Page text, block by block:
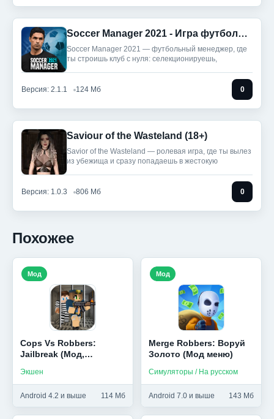
Soccer Manager 2021 - Игра футбольного менеджера (Без рекламы)
Soccer Manager 2021 — футбольный менеджер, где
ты строишь клуб с нуля: селекционируешь,
Версия: 2.1.1 124 Мб 0
Saviour of the Wasteland (18+)
Savior of the Wasteland — ролевая игра, где ты вылез
из убежища и сразу попадаешь в жестокую
Версия: 1.0.3 806 Мб 0
Похожее
Cops Vs Robbers:
Jailbreak (Мод,
Экшен
Android 4.2 и выше 114 Мб
Мод
Merge Robbers: Воруй
Золото (Мод меню)
Симуляторы / На русском
Android 7.0 и выше 143 Мб
Мод